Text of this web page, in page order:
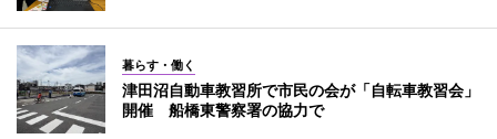
暮らす・働く
津田沼自動車教習所で市民の会が「自転車教習会」
開催 船橋東警察署の協力で